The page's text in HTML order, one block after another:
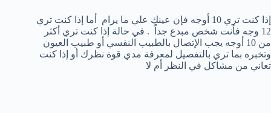
إذا كنت تري 10 أوجه فإن عينك علي ما يرام أما إذا كنت تري
12 وجه فأنت شخص مبدع جداً . في حالة إذا كنت تري أكثر
من 10 أوجه يجب الإتصال بالطبيب النفسي أو طبيب العيون
وتخبره بما تري بالتفصيل لمعرفة مدي قوة نظرك أو إذا كنت
تعاني من مشاكل في النظر أم لا